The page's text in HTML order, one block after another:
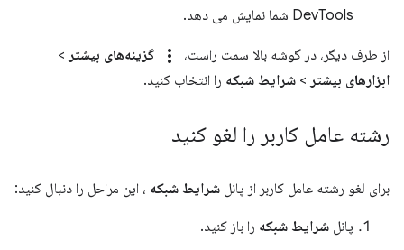
DevTools شما نمایش می دهد.
از طرف دیگر، در گوشه بالا سمت راست، more_vert گزینه‌های بیشتر >
ابزارهای بیشتر > شرایط شبکه را انتخاب کنید.
رشته عامل کاربر را لغو کنید
برای لغو رشته عامل کاربر از پانل شرایط شبکه ، این مراحل را دنبال کنید:
پانل شرایط شبکه را باز کنید.